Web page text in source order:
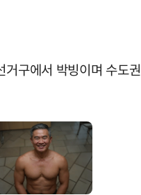
구에서 박빙이며 수도